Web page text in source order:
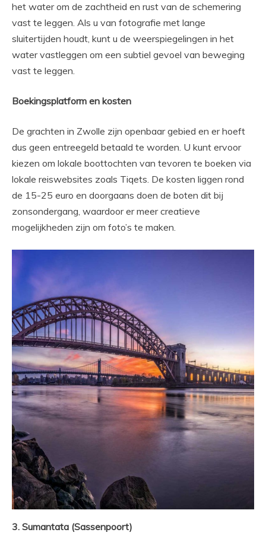
het water om de zachtheid en rust van de schemering
vast te leggen. Als u van fotografie met lange
sluitertijden houdt, kunt u de weerspiegelingen in het
water vastleggen om een ​​subtiel gevoel van beweging
vast te leggen.
Boekingsplatform en kosten
De grachten in Zwolle zijn openbaar gebied en er hoeft
dus geen entreegeld betaald te worden. U kunt ervoor
kiezen om lokale boottochten van tevoren te boeken via
lokale reiswebsites zoals Tiqets. De kosten liggen rond
de 15-25 euro en doorgaans doen de boten dit bij
zonsondergang, waardoor er meer creatieve
mogelijkheden zijn om foto’s te maken.
3. Sumantata (Sassenpoort)